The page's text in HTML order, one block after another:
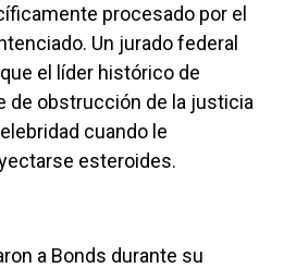
procesado por el
Un jurado federal
el líder histórico de
de obstrucción de la justicia
cuando le
esteroides.
a Bonds durante su